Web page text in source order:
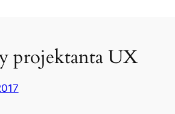
projektanta UX